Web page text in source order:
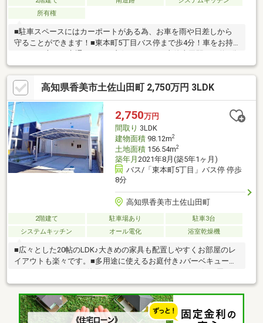
所有権
■駐車スペースにはカーポートがある為、お車を雨や日差しから
守ることができます！■東本町5丁目バス停まで歩4分！車をお持
♪通勤・通学にも便利な立地です♪■整形地■和室があり、畳のぬく
もりを感じられる住まいです。■セブンイレブンやセイムスまで
歩4分、ダイソーやプロマートまで歩8分！車で3～4分の場所には
バリューかがみの店や同仁病院もあり、日々のお買い物から急な
用事まで便利に対応できる立地です。
高知県香美市土佐山田町 2,750万円 3LDK
2,750万円
間取り 3LDK
建物面積98.12m2
土地面積156.54m2
築年月 2021年8月(築5年1ヶ月)
バス/「東本町5丁目」バス停 停歩
8分
高知県香美市土佐山田町
2階建て 駐車場あり
駐車3台
システムキッチン
オール電化 浴室乾燥機
■広々とした20帖のLDK♪大きめの家具も配置しやすくお部屋のレ
イアウトも楽々です。■多用途に使えるお庭付き♪バーベキューや
すいですので、外で遊んでいるお子様も安全に見守れます。■ド
ラッグセイムス土佐山田北本町店まで徒歩2分♪周辺1ｋｍ圏内の
距離にはコンビニやスーパー、100円ショップなどが点在してお
り、毎日のお買い物もしやすい生活便利な住環境です。■お車は